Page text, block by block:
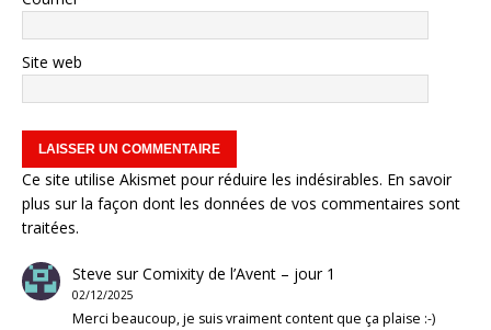
Site web
Ce site utilise Akismet pour réduire les indésirables. En savoir
plus sur la façon dont les données de vos commentaires sont
traitées.
Steve surComixity de l’Avent – jour 1
02/12/2025
Merci beaucoup, je suis vraiment content que ça plaise :-)